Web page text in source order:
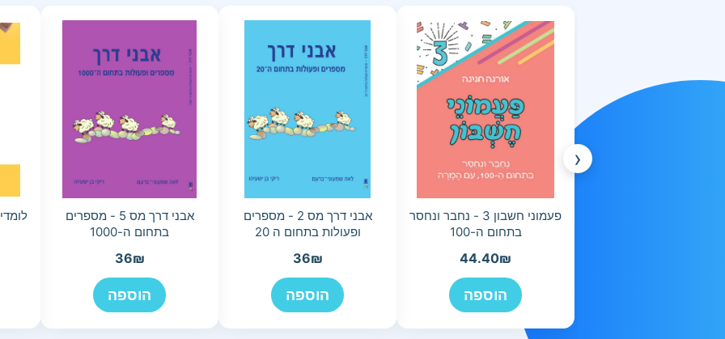
‹
פעמוני חשבון 3 - נחבר ונחסר
בתחום ה-100
44.40₪
הוספה
אבני דרך מס 2 - מספרים
ופעולות בתחום ה 20
36₪
הוספה
אבני דרך מס 5 - מספרים
בתחום ה-1000
36₪
הוספה